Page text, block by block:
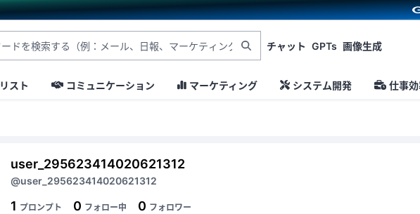
チャット GPTs 画像生成
リスト コミュニケーション マーケティング システム開発 仕事
user_295623414020621312
@user_295623414020621312
1 プロンプト 0 フォロー中 0 フォロワー